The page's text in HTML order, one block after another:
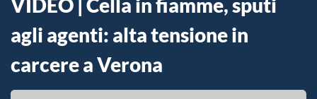
agli agenti: alta tensione in
carcere a Verona